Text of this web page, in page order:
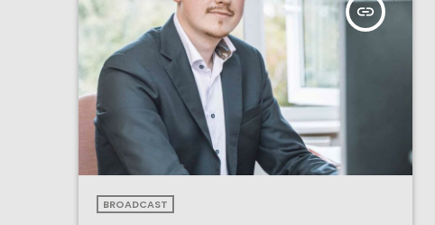
insert_link
BROADCAST